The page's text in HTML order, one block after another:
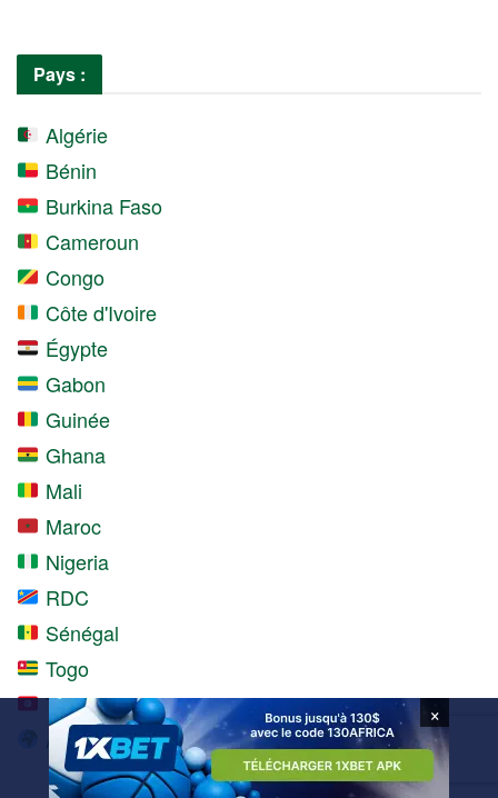
Pays :
Algérie
Bénin
Burkina Faso
Cameroun
Congo
Côte d'Ivoire
Égypte
Gabon
Guinée
Ghana
Mali
Maroc
Nigeria
RDC
Sénégal
Togo
Tunisie
Autres
×